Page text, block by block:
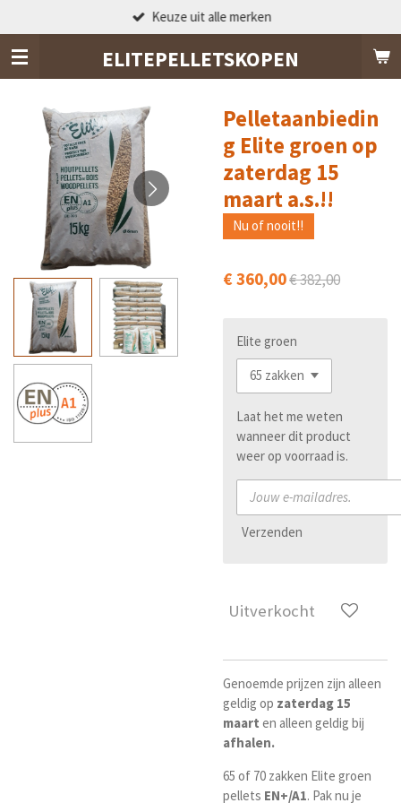
direct
naar
de
ELITEPELLETSKOPEN
Keuze uit alle merken
Pelletaanbiedin
g Elite groen op
zaterdag 15
maart a.s.!!
Nu of nooit!!
€ 360,00€ 382,00
Elite groen
Laat het me weten
wanneer dit product
weer op voorraad is.
Verzenden
Uitverkocht
Genoemde prijzen zijn alleen
geldig op zaterdag 15
maart en alleen geldig bij
afhalen.
65 of 70 zakken Elite groen
pellets EN+/A1. Pak nu je